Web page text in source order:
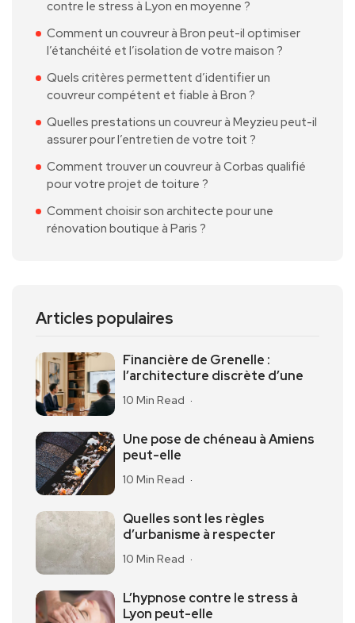
contre le stress à Lyon en moyenne ?
Comment un couvreur à Bron peut-il optimiser
l’étanchéité et l’isolation de votre maison ?
Quels critères permettent d’identifier un
couvreur compétent et fiable à Bron ?
Quelles prestations un couvreur à Meyzieu peut-il
assurer pour l’entretien de votre toit ?
Comment trouver un couvreur à Corbas qualifié
pour votre projet de toiture ?
Comment choisir son architecte pour une
rénovation boutique à Paris ?
Articles populaires
Financière de Grenelle :
l’architecture discrète d’une
10 Min Read
Une pose de chéneau à Amiens
peut-elle
10 Min Read
Quelles sont les règles
d’urbanisme à respecter
10 Min Read
L’hypnose contre le stress à
Lyon peut-elle